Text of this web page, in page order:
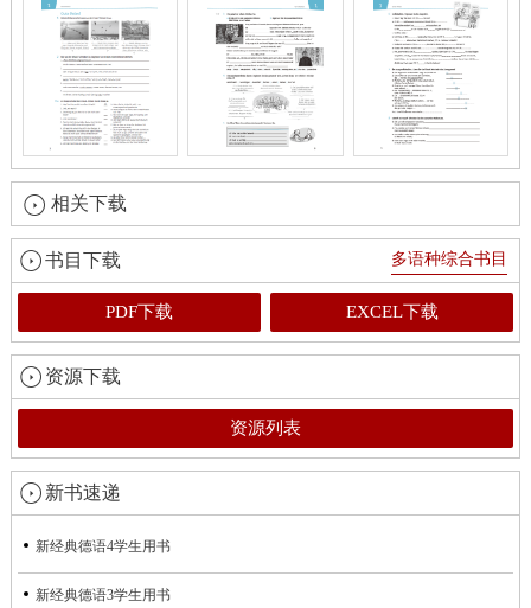
相关下载
书目下载 多语种综合书目
PDF下载 EXCEL下载
资源下载
资源列表
新书速递
新经典德语4学生用书
新经典德语3学生用书